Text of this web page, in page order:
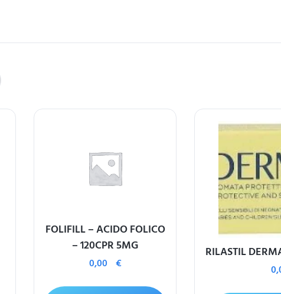
FOLIFILL – ACIDO FOLICO
– 120CPR 5MG
0,00 €
RILASTIL